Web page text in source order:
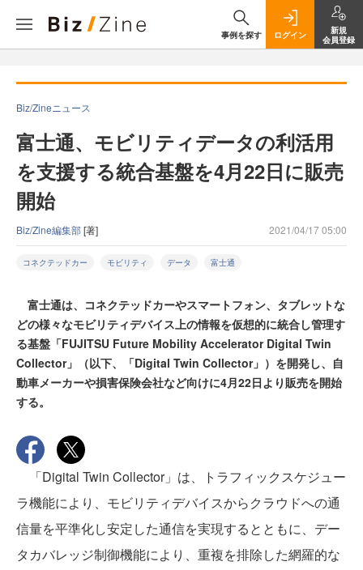
事例を探す ログイン
新規
会員登録
Biz/Zineニュース
富士通、モビリティデータの利活用
を支援する統合基盤を4月22日に販売
開始
Biz/Zine編集部[著] 2021/04/17 05:00
コネクテッドカー モビリティ データ 富士通
富士通は、コネクテッドカーやスマートフォン、タブレットな
どの様々なモビリティデバイス上の情報を仮想的に統合し管理す
る基盤「FUJITSU Future Mobility Accelerator Digital Twin
Collector」（以下、「Digital Twin Collector」）を開発し、自
動車メーカーや損害保険会社など向けに4月22日より販売を開始
する。
「Digital Twin Collector」は、トラフィックスケジュー
ラ機能により、モビリティデバイスからクラウドへの通
信量を平準化し安定した通信を実現するとともに、デー
タカバレッジ制御機能により、重複を排除した網羅的な